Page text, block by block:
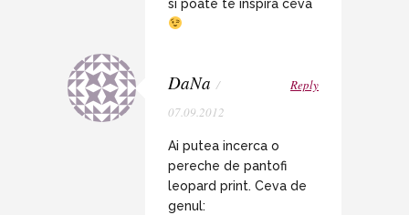
si poate te inspira ceva
DaNa /
07.09.2012
Reply
Ai putea incerca o
pereche de pantofi
leopard print. Ceva de
genul: